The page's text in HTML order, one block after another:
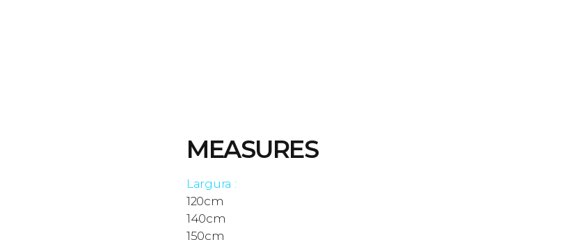
MEASURES
Largura :
120cm
140cm
150cm